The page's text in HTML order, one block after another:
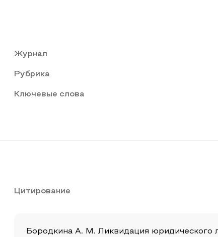
Журнал
Рубрика
Ключевые слова
Цитирование
Бородкина А. М. Ликвидация юридического